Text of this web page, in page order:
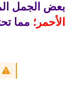
بعض الجمل
الأحمر؛ مما